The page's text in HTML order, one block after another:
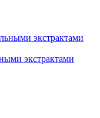
экстрактами